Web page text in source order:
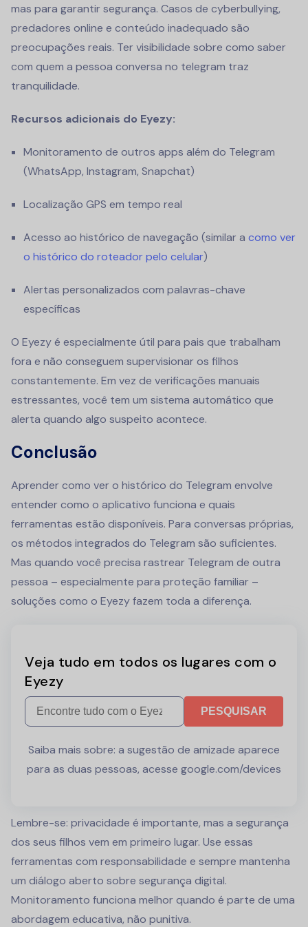
mas para garantir segurança. Casos de cyberbullying,
predadores online e conteúdo inadequado são
preocupações reais. Ter visibilidade sobre como saber
com quem a pessoa conversa no telegram traz
tranquilidade.
Recursos adicionais do Eyezy:
Monitoramento de outros apps além do Telegram
(WhatsApp, Instagram, Snapchat)
Localização GPS em tempo real
Acesso ao histórico de navegação (similar a como ver
o histórico do roteador pelo celular)
Alertas personalizados com palavras-chave
específicas
O Eyezy é especialmente útil para pais que trabalham
fora e não conseguem supervisionar os filhos
constantemente. Em vez de verificações manuais
estressantes, você tem um sistema automático que
alerta quando algo suspeito acontece.
Conclusão
Aprender como ver o histórico do Telegram envolve
entender como o aplicativo funciona e quais
ferramentas estão disponíveis. Para conversas próprias,
os métodos integrados do Telegram são suficientes.
Mas quando você precisa rastrear Telegram de outra
pessoa – especialmente para proteção familiar –
soluções como o Eyezy fazem toda a diferença.
Veja tudo em todos os lugares com o
Eyezy
PESQUISAR
Saiba mais sobre: a sugestão de amizade aparece
para as duas pessoas, acesse google.com/devices
Lembre-se: privacidade é importante, mas a segurança
dos seus filhos vem em primeiro lugar. Use essas
ferramentas com responsabilidade e sempre mantenha
um diálogo aberto sobre segurança digital.
Monitoramento funciona melhor quando é parte de uma
abordagem educativa, não punitiva.